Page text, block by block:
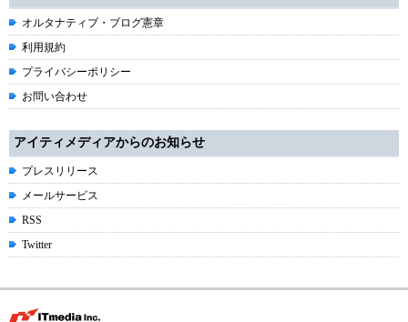
オルタナティブ・ブログ憲章
利用規約
プライバシーポリシー
お問い合わせ
アイティメディアからのお知らせ
プレスリリース
メールサービス
RSS
Twitter